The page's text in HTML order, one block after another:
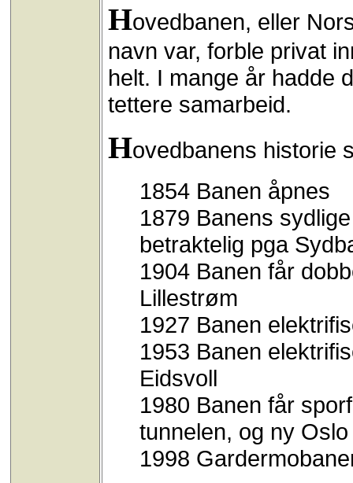
Hovedbanen, eller
navn var, forble privat
helt. I mange år hadde
tettere samarbeid.
Hovedbanens historie
1854 Banen åpnes
1879 Banens
betraktelig pga
1904 Banen får
Lillestrøm
1927 Banen
1953 Banen
Eidsvoll
1980 Banen får
tunnelen, og ny
1998